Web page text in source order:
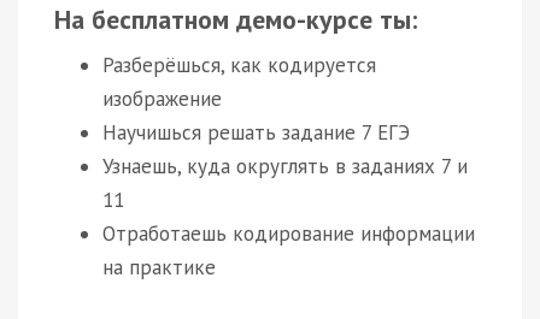
На бесплатном демо-курсе ты:
Разберёшься, как кодируется
изображение
Научишься решать задание 7 ЕГЭ
Узнаешь, куда округлять в заданиях 7 и
11
Отработаешь кодирование информации
на практике